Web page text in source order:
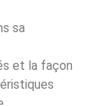
sa
et la façon